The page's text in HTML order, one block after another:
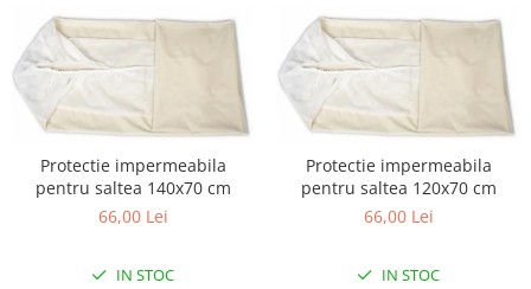
Protectie impermeabila
pentru saltea 140x70 cm
66,00 Lei
IN STOC
Protectie impermeabila
pentru saltea 120x70 cm
66,00 Lei
IN STOC